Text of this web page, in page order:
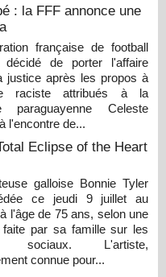
: la FFF annonce une
française de football
de porter l'affaire
justice après les propos à
raciste attribués à la
paraguayenne Celeste
l'encontre de...
Eclipse of the Heart
galloise Bonnie Tyler
ce jeudi 9 juillet au
l'âge de 75 ans, selon une
faite par sa famille sur les
sociaux. L'artiste,
connue pour...